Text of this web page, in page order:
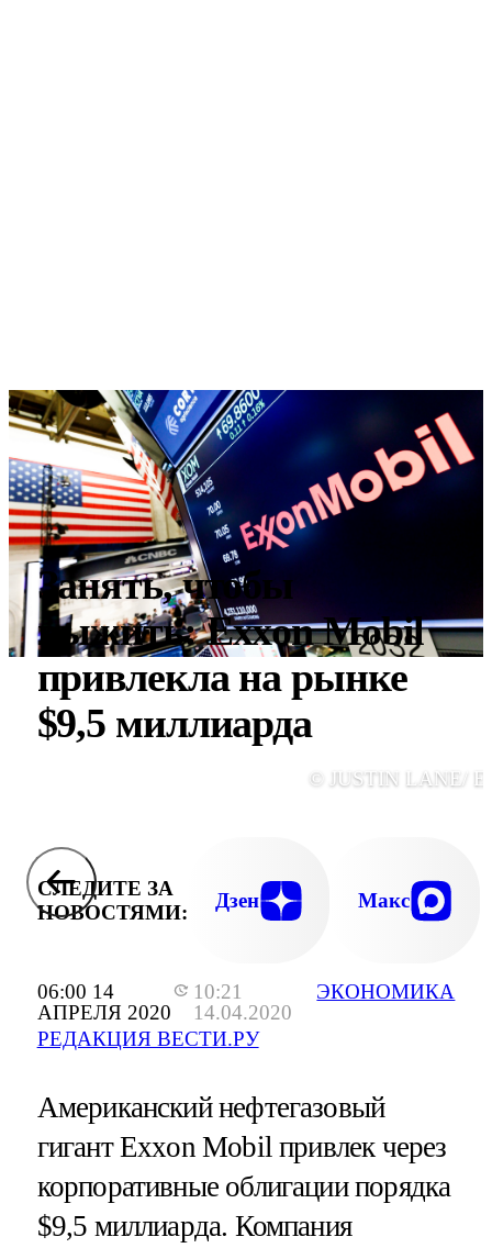
06:00 14
АПРЕЛЯ 2020
10:21
14.04.2020
РЕДАКЦИЯ ВЕСТИ.РУ
ЭКОНОМИКА
Занять, чтобы
выжить: Exxon Mobil
привлекла на рынке
$9,5 миллиарда
© JUSTIN LANE/
СЛЕДИТЕ ЗА
НОВОСТЯМИ:
Дзен Макс
Американский нефтегазовый
гигант Exxon Mobil привлек через
корпоративные облигации порядка
$9,5 миллиарда. Компания